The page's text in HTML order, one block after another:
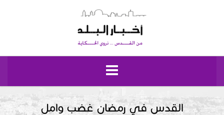
الرئيسية القدس في رمضان غضب وامل